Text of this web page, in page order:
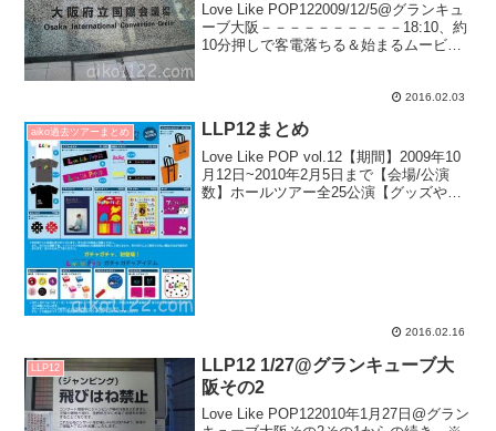
Love Like POP122009/12/5@グランキュ
ーブ大阪－－－－－－－－－－18:10、約
10分押しで客電落ちる＆始まるムービー
2016.02.03
aiko過去ツアーまとめ LLP12まとめ
Love Like POP vol.12【期間】2009年10
月12日~2010年2月5日まで【会場/公演
数】ホールツアー全25公演【グッズやそ
2016.02.16
LLP12
LLP12 1/27@グランキューブ大
阪その2
Love Like POP122010年1月27日@グラン